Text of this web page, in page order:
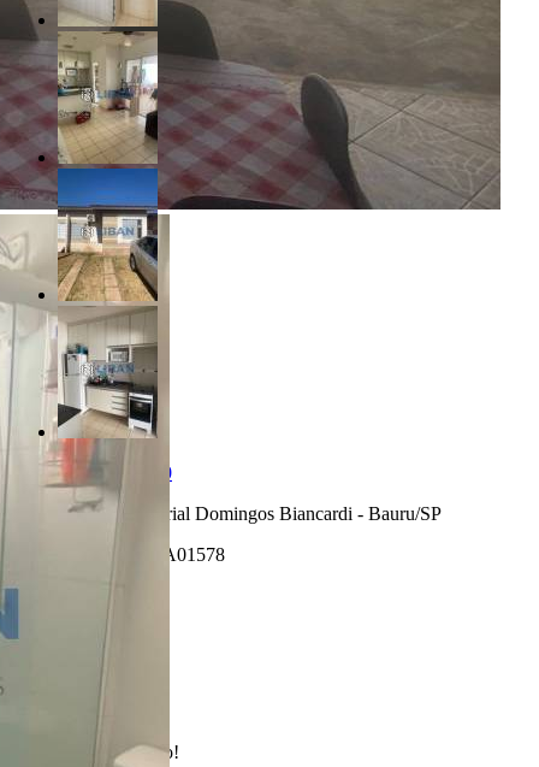
R$ 280.000,00
Distrito Industrial Domingos Biancardi - Bauru/SP
Referência: CA01578
Enviado com sucesso!